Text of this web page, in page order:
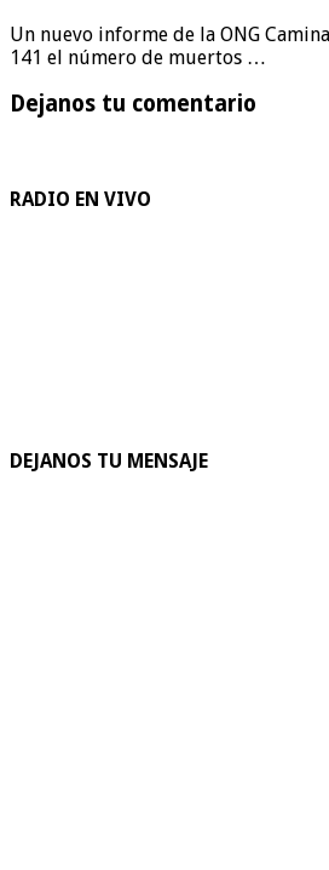
Un nuevo informe de la ONG
141 el número de muertos …
Dejanos tu comentario
RADIO EN VIVO
DEJANOS TU MENSAJE